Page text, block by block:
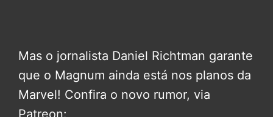
Mas o jornalista Daniel Richtman garante
que o Magnum ainda está nos planos da
Marvel! Confira o novo rumor, via
Patreon: